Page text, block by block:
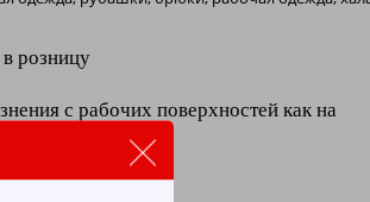
розницу
с рабочих поверхностей как на
производства.